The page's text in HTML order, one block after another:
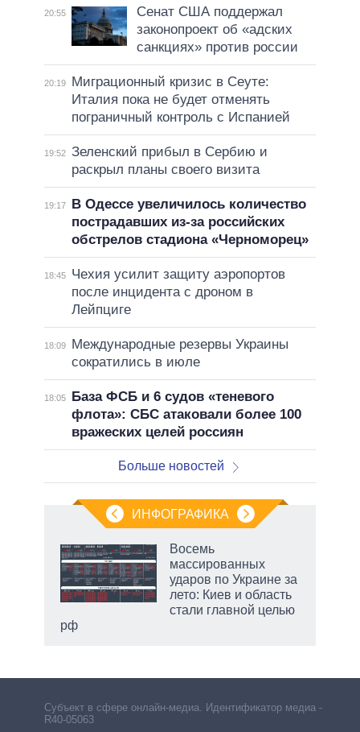
20:55
Сенат США поддержал
законопроект об «адских
санкциях» против россии
20:19
Миграционный кризис в Сеуте:
Италия пока не будет отменять
пограничный контроль с Испанией
19:52 Зеленский прибыл в Сербию и
раскрыл планы своего визита
19:17
В Одессе увеличилось количество
пострадавших из-за российских
обстрелов стадиона «Черноморец»
18:45
Чехия усилит защиту аэропортов
после инцидента с дроном в
Лейпциге
18:09
Международные резервы Украины
сократились в июле
18:05
База ФСБ и 6 судов «теневого
флота»: СБС атаковали более 100
вражеских целей россиян
Больше новостей
ИНФОГРАФИКА
Восемь
массированных
ударов по Украине за
лето: Киев и область
стали главной целью
рф
Субъект в сфере онлайн-медиа. Идентификатор медиа –
R40-05063